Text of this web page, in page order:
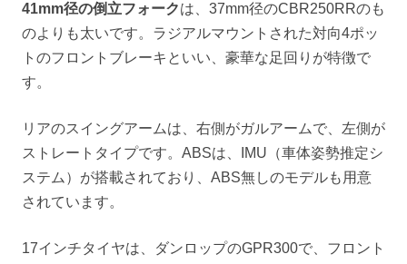
41mm径の倒立フォークは、37mm径のCBR250RRのも
のよりも太いです。ラジアルマウントされた対向4ポッ
トのフロントブレーキといい、豪華な足回りが特徴で
す。
リアのスイングアームは、右側がガルアームで、左側が
ストレートタイプです。ABSは、IMU（車体姿勢推定シ
ステム）が搭載されており、ABS無しのモデルも用意
されています。
17インチタイヤは、ダンロップのGPR300で、フロント